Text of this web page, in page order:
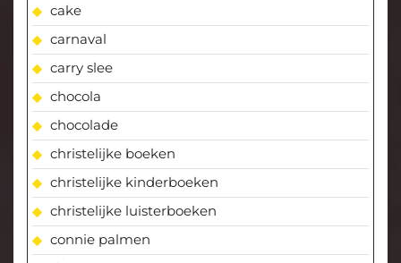
cake
carnaval
carry slee
chocola
chocolade
christelijke boeken
christelijke kinderboeken
christelijke luisterboeken
connie palmen